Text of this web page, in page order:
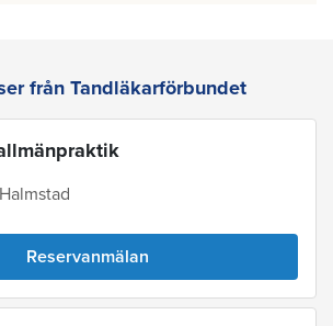
från Tandläkarförbundet
Halmstad
Reservanmälan